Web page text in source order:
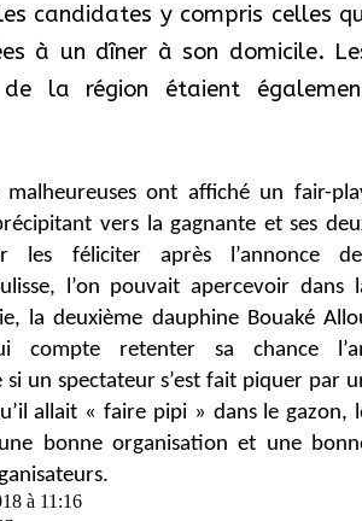
candidates y compris celles
à un dîner à son domicile.
de la région étaient
malheureuses ont affiché un fair-
vers la gagnante et ses
les féliciter après l’annonce
l’on pouvait apercevoir dans
la deuxième dauphine Bouaké
compte retenter sa chance
un spectateur s’est fait piquer par
allait « faire pipi » dans le gazon,
bonne organisation et une
à 11:16